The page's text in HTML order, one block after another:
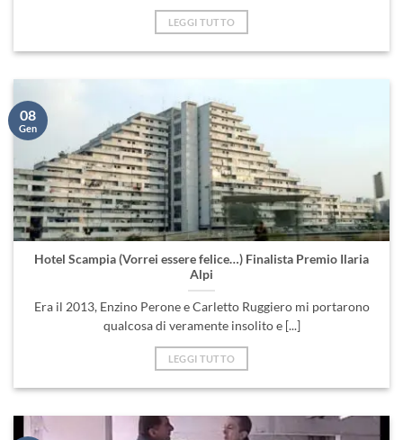
LEGGI TUTTO
Hotel Scampia (Vorrei essere felice…) Finalista Premio Ilaria
Alpi
Era il 2013, Enzino Perone e Carletto Ruggiero mi portarono
qualcosa di veramente insolito e [...]
LEGGI TUTTO
08
Gen